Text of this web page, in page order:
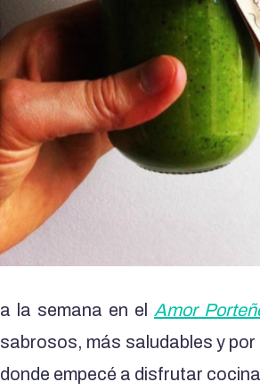
a la semana en el Amor
sabrosos, más saludables y
donde empecé a disfrutar